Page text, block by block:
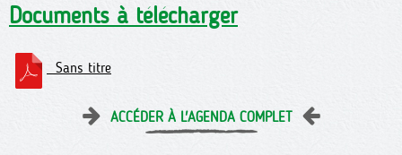
Documents à télécharger
Sans titre
ACCÉDER À L'AGENDA COMPLET